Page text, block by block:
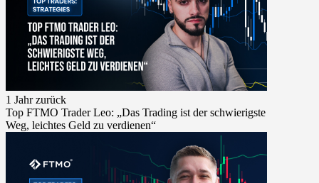
1 Jahr zurück
Top FTMO Trader Leo: „Das Trading ist der schwierigste
Weg, leichtes Geld zu verdienen“